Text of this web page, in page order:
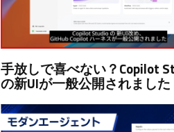
手放しで喜べない？Copilot
の新UIが一般公開されました